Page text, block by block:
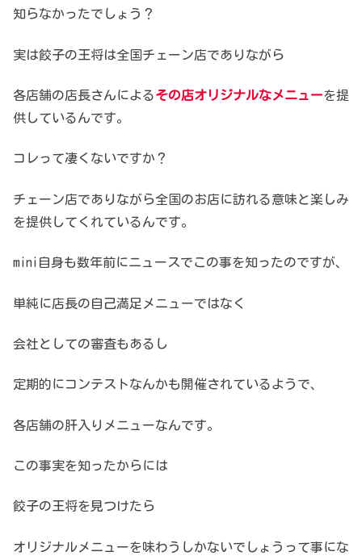
知らなかったでしょう？
実は餃子の王将は全国チェーン店でありながら
各店舗の店長さんによるその店オリジナルなメニューを提
供しているんです。
コレって凄くないですか？
チェーン店でありながら全国のお店に訪れる意味と楽しみ
を提供してくれているんです。
mini自身も数年前にニュースでこの事を知ったのですが、
単純に店長の自己満足メニューではなく
会社としての審査もあるし
定期的にコンテストなんかも開催されているようで、
各店舗の肝入りメニューなんです。
この事実を知ったからには
餃子の王将を見つけたら
オリジナルメニューを味わうしかないでしょうって事にな